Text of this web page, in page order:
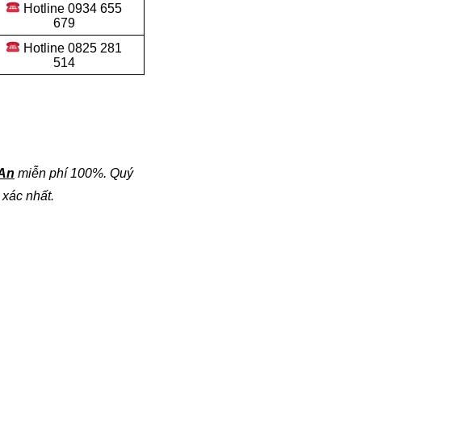
Hotline 0934 655
679
Hotline 0825 281
514
miễn phí 100%. Quý
nhất.